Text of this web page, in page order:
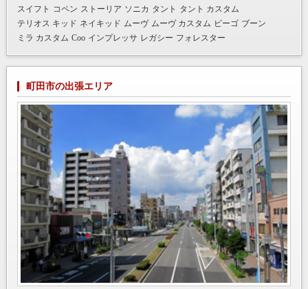
スイフト
コペン ストーリア ソニカ タント タント カスタム
テリオス キッド ネイキッド ムーヴ ムーヴ カスタム ビーゴ ブーン
ミラ カスタム Coo インプレッサ レガシー フォレスター
町田市の出張エリア